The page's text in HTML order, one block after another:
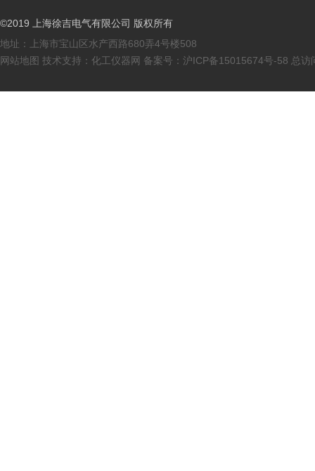
©2019 上海徐吉电气有限公司 版权所有
地址：上海市宝山区水产西路680弄4号楼508
网站地图 技术支持： 化工仪器网 备案号： 沪ICP备15015674号-58 总访